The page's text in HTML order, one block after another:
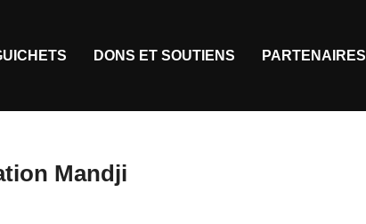
DONS ET SOUTIENS PARTENAIRES
Mandji